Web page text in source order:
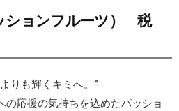
ションフルーツ） 税
りも輝くキミへ。”
の応援の気持ちを込めたパッショ